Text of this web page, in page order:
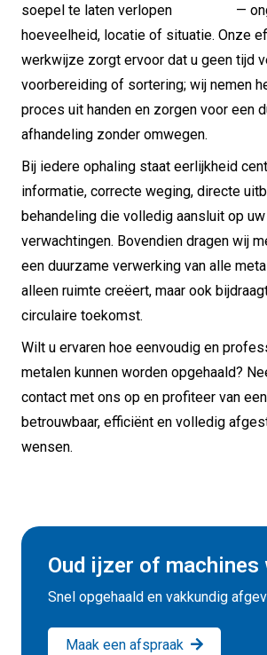
soepel te laten verlopen —
hoeveelheid, locatie of situatie. Onze
werkwijze zorgt ervoor dat u geen tijd
voorbereiding of sortering; wij nemen
proces uit handen en zorgen voor een
afhandeling zonder omwegen.
Bij iedere ophaling staat eerlijkheid
informatie, correcte weging, directe
behandeling die volledig aansluit op uw
verwachtingen. Bovendien dragen wij
een duurzame verwerking van alle
alleen ruimte creëert, maar ook
circulaire toekomst.
Wilt u ervaren hoe eenvoudig en
metalen kunnen worden opgehaald?
contact met ons op en profiteer van
betrouwbaar, efficiënt en volledig
wensen.
Oud ijzer of machines
Snel opgehaald en vakkundig
Maak een afspraak